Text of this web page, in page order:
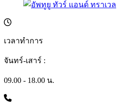
เวลาทำการ
จันทร์-เสาร์ :
09.00 - 18.00 น.